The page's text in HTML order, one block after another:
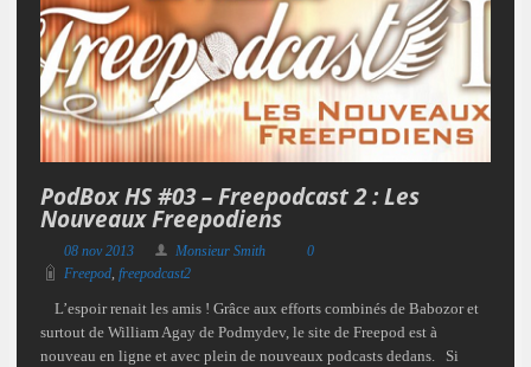
PodBox HS #03 – Freepodcast 2 : Les
Nouveaux Freepodiens
08 nov 2013 Monsieur Smith
0
Freepod, freepodcast2
L’espoir renait les amis ! Grâce aux efforts combinés de Babozor et
surtout de William Agay de Podmydev, le site de Freepod est à
nouveau en ligne et avec plein de nouveaux podcasts dedans. Si